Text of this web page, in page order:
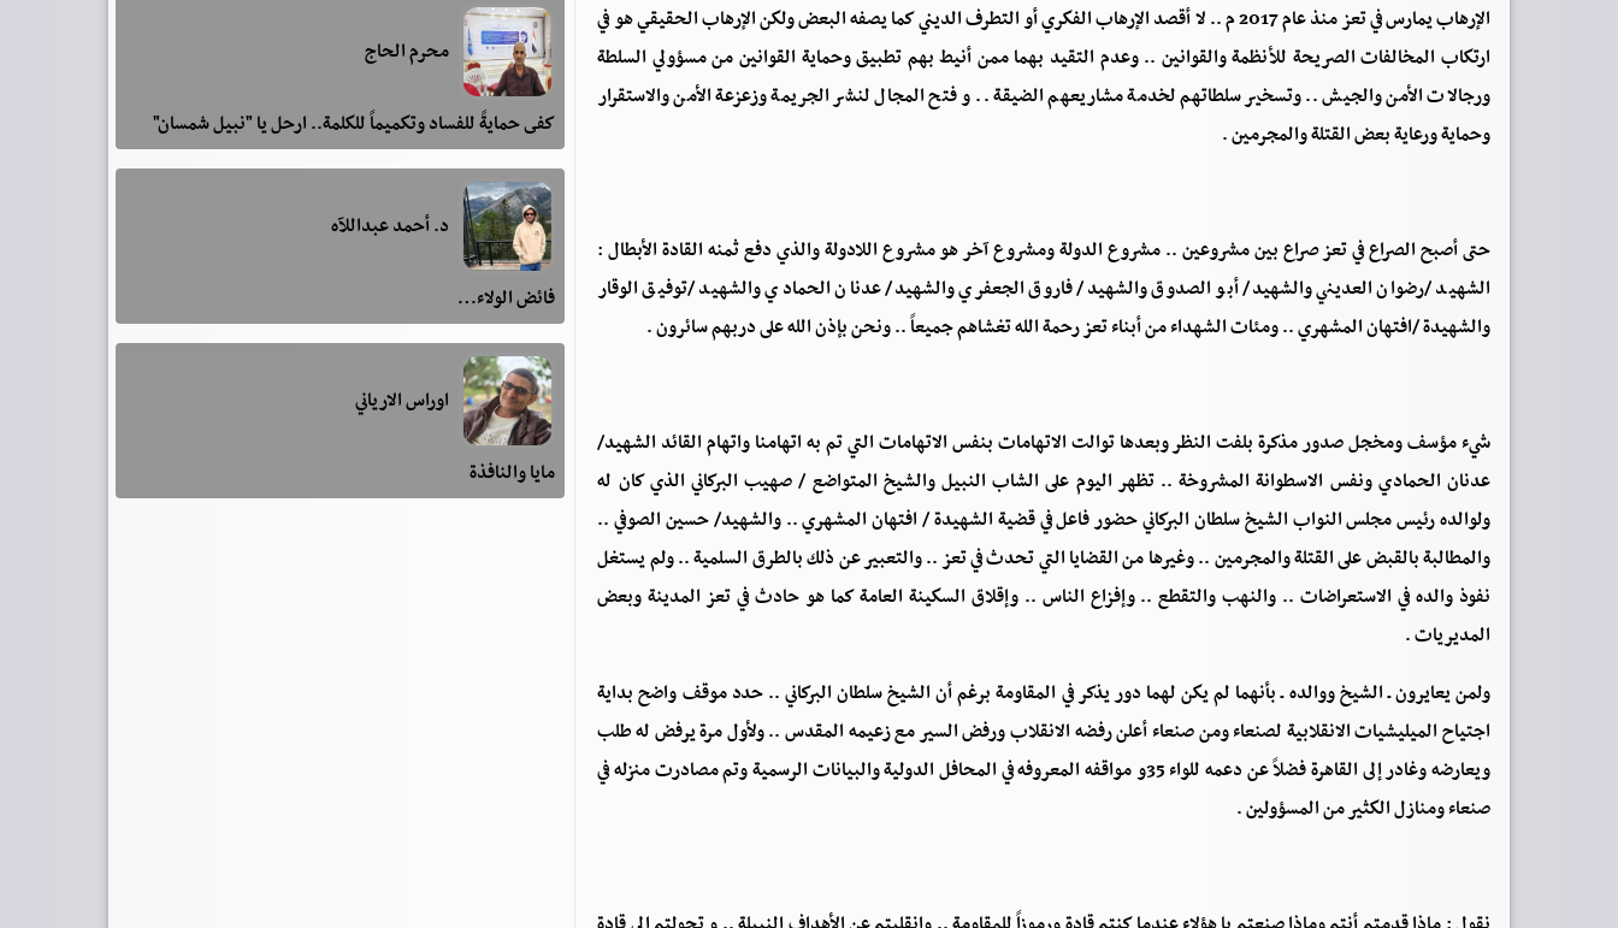
الإرهاب يمارس في تعز منذ عام 2017 م .. لا أقصد الإرهاب الفكري أو التطرف الديني كما يصفه البعض ولكن الإرهاب الحقيقي هو في
ارتكاب المخالفات الصريحة للأنظمة والقوانين .. وعدم التقيد بهما ممن أنيط بهم تطبيق وحماية القوانين من مسؤولي السلطة
ورجالات الأمن والجيش .. وتسخير سلطاتهم لخدمة مشاريعهم الضيقة .. و فتح المجال لنشر الجريمة وزعزعة الأمن والاستقرار
وحماية ورعاية بعض القتلة والمجرمين .
حتى أصبح الصراع في تعز صراع بين مشروعين .. مشروع الدولة ومشروع آخر هو مشروع اللادولة والذي دفع ثمنه القادة الأبطال :
الشهيد /رضوان العديني والشهيد/ أبو الصدوق والشهيد/ فاروق الجعفري والشهيد/ عدنان الحمادي والشهيد /توفيق الوقار
والشهيدة /افتهان المشهري .. ومئات الشهداء من أبناء تعز رحمة الله تغشاهم جميعاً .. ونحن بإذن الله على دربهم سائرون .
شيء مؤسف ومخجل صدور مذكرة بلفت النظر وبعدها توالت الاتهامات بنفس الاتهامات التي تم به اتهامنا واتهام القائد الشهيد/
عدنان الحمادي ونفس الاسطوانة المشروخة .. تظهر اليوم على الشاب النبيل والشيخ المتواضع / صهيب البركاني الذي كان له
ولوالده رئيس مجلس النواب الشيخ سلطان البركاني حضور فاعل في قضية الشهيدة / افتهان المشهري .. والشهيد/ حسين الصوفي ..
والمطالبة بالقبض على القتلة والمجرمين .. وغيرها من القضايا التي تحدث في تعز .. والتعبير عن ذلك بالطرق السلمية .. ولم يستغل
نفوذ والده في الاستعراضات .. والنهب والتقطع .. وإفزاع الناس .. وإقلاق السكينة العامة كما هو حادث في تعز المدينة وبعض
المديريات .
ولمن يعايرون ـ الشيخ ووالده ـ بأنهما لم يكن لهما دور يذكر في المقاومة برغم أن الشيخ سلطان البركاني .. حدد موقف واضح بداية
اجتياح الميليشيات الانقلابية لصنعاء ومن صنعاء أعلن رفضه الانقلاب ورفض السير مع زعيمه المقدس .. ولأول مرة يرفض له طلب
ويعارضه وغادر إلى القاهرة فضلاً عن دعمه للواء 35و مواقفه المعروفه في المحافل الدولية والبيانات الرسمية وتم مصادرت منزله في
صنعاء ومنازل الكثير من المسؤولين .
محرم الحاج
كفى حمايةً للفساد وتكميماً للكلمة.. ارحل يا "نبيل شمسان"
د. أحمد عبداللآه
فائض الولاء…
اوراس الارياني
مايا والنافذة